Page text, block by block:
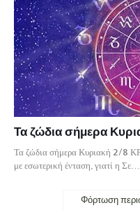
Τα ζώδια σήμερα
Τα ζώδια σήμερα Κυριακή 2/8
με εσωτερική ένταση, γιατί η Σε…
Φόρτωση